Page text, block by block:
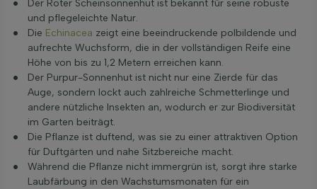
Der Roter Scheinsonnenhut ist bekannt für seine robuste
und pflegeleichte Natur.
Die Echinacea zeigt eine beeindruckende polbildende und
aufrechte Wuchsform, die in der vollständigen Reife eine
Höhe von bis zu 1,2 Metern erreichen kann.
Der Purpur-Sonnenhut ist nicht nur eine Zierde für das
Auge, sondern lockt auch zahlreiche Schmetterlinge und
andere nützliche Insekten an, wodurch er zur Biodiversität
im Garten beiträgt.
Die Pflanze ist duftend, was sie zu einer attraktiven Option
für Duftgärten und nahe Sitzbereiche macht.
Während die Pflanze nicht immergrün ist, sorgt ihre starke
Laubfärbung in den Wachstumsmonaten für ein